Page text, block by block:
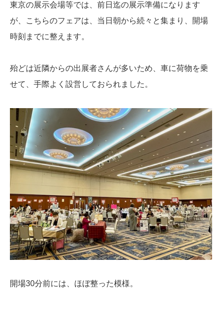
東京の展示会場等では、前日迄の展示準備になります
が、こちらのフェアは、当日朝から続々と集まり、開場
時刻までに整えます。
殆どは近隣からの出展者さんが多いため、車に荷物を乗
せて、手際よく設営しておられました。
開場30分前には、ほぼ整った模様。